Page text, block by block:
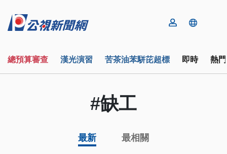
總預算審查 漢光演習 苦茶油苯駢芘超標 即時 熱
#缺工
最新 最相關